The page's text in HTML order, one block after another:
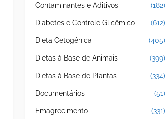
Contaminantes e Aditivos (182)
Diabetes e Controle Glicêmico (612)
Dieta Cetogênica (405)
Dietas à Base de Animais (399)
Dietas à Base de Plantas (334)
Documentários (51)
Emagrecimento (331)